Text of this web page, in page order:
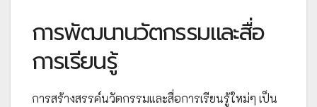
การพัฒนานวัตกรรมและสื่อ
การเรียนรู้
การสร้างสรรค์นวัตกรรมและสื่อการเรียนรู้ใหม่ๆ เป็น